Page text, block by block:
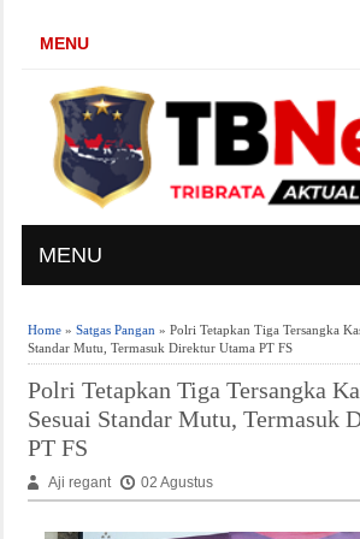
MENU
MENU
Home» Satgas Pangan » Polri Tetapkan Tiga Tersangka
Standar Mutu, Termasuk Direktur Utama PT FS
Polri Tetapkan Tiga Tersangka
Sesuai Standar Mutu, Termasuk
PT FS
Aji regant 02 Agustus